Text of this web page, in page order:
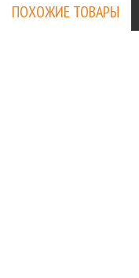
ПОХОЖИЕ ТОВАРЫ